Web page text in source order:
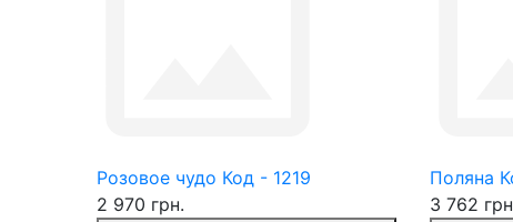
Розовое чудо Код - 1219
2 970 грн.
Поляна
3 762